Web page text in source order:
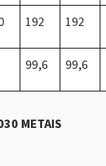
192 192
99,6 99,6
METAIS